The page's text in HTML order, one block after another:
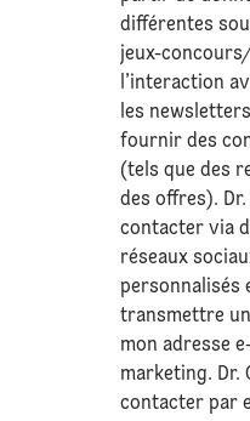
différentes
jeux-
l’interaction
les
fournir des
(tels que des
des offres).
contacter via
réseaux
personnalisés
transmettre
mon adresse
marketing. Dr.
contacter par